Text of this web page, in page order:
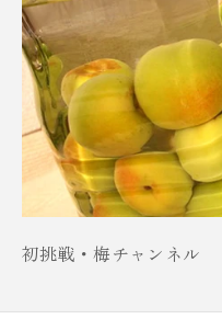
初挑戦・梅チャンネル